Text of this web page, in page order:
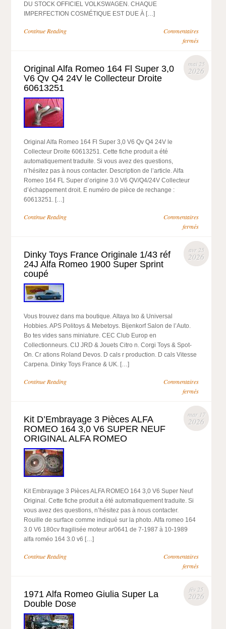
DU STOCK OFFICIEL VOLKSWAGEN. CHAQUE
IMPERFECTION COSMÉTIQUE EST DUE À […]
Continue Reading
Commentaires
fermés
mai 25
2026
Original Alfa Romeo 164 Fl Super 3,0
V6 Qv Q4 24V le Collecteur Droite
60613251
Original Alfa Romeo 164 Fl Super 3,0 V6 Qv Q4 24V le
Collecteur Droite 60613251. Cette fiche produit a été
automatiquement traduite. Si vous avez des questions,
n’hésitez pas à nous contacter. Description de l’article. Alfa
Romeo 164 FL Super d’origine 3.0 V6 QV/Q4/24V Collecteur
d’échappement droit. E numéro de pièce de rechange :
60613251. […]
Continue Reading
Commentaires
fermés
avr 25
2026
Dinky Toys France Originale 1/43 réf
24J Alfa Romeo 1900 Super Sprint
coupé
Vous trouvez dans ma boutique. Altaya Ixo & Universal
Hobbies. APS Politoys & Mebetoys. Bijenkorf Salon de l’Auto.
Bo tes vides sans miniature. CEC Club Europ en
Collectionneurs. CIJ JRD & Jouets Citro n. Corgi Toys & Spot-
On. Cr ations Roland Devos. D cals r production. D cals Vitesse
Carpena. Dinky Toys France & UK. […]
Continue Reading
Commentaires
fermés
mar 17
2026
Kit D’Embrayage 3 Pièces ALFA
ROMEO 164 3,0 V6 SUPER NEUF
ORIGINAL ALFA ROMEO
Kit Embrayage 3 Pièces ALFA ROMEO 164 3,0 V6 Super Neuf
Original. Cette fiche produit a été automatiquement traduite. Si
vous avez des questions, n’hésitez pas à nous contacter.
Rouille de surface comme indiqué sur la photo. Alfa romeo 164
3.0 V6 180cv fragilisée moteur ar0641 de 7-1987 à 10-1989
alfa roméo 164 3.0 v6 […]
Continue Reading
Commentaires
fermés
fév 25
2026
1971 Alfa Romeo Giulia Super La
Double Dose